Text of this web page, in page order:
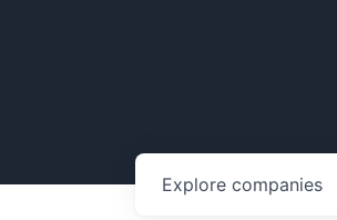
Explore companies